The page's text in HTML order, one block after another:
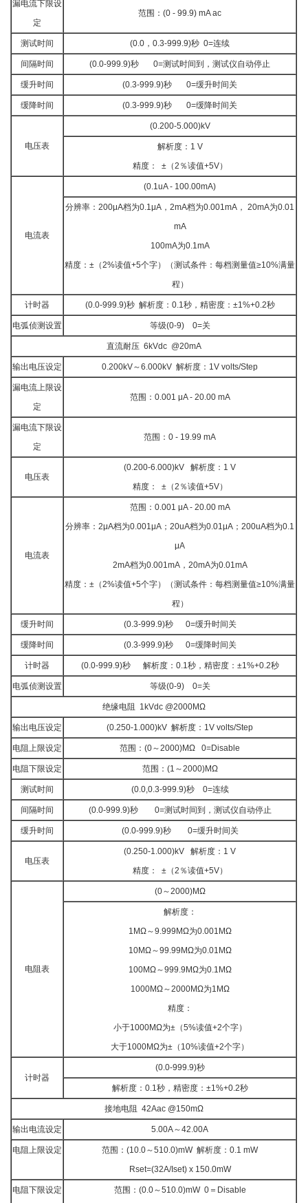
漏电流下限设
定
范围：(0 - 99.9) mA ac
测试时间 (0.0，0.3-999.9)秒 0=连续
间隔时间 (0.0-999.9)秒 0=测试时间到，测试仪自动停止
缓升时间 (0.3-999.9)秒 0=缓升时间关
缓降时间 (0.3-999.9)秒 0=缓降时间关
电压表
(0.200-5.000)kV
解析度：1 V
精度： ±（2％读值+5V）
电流表
(0.1uA - 100.00mA)
分辨率：200μA档为0.1μA，2mA档为0.001mA， 20mA为0.01
mA
100mA为0.1mA
精度：±（2%读值+5个字）（测试条件：每档测量值≥10%满量
程）
计时器 (0.0-999.9)秒 解析度：0.1秒，精密度：±1%+0.2秒
电弧侦测设置 等级(0-9) 0=关
直流耐压 6kVdc @20mA
输出电压设定 0.200kV～6.000kV 解析度：1V volts/Step
漏电流上限设
定
范围：0.001 μA - 20.00 mA
漏电流下限设
定
范围：0 - 19.99 mA
电压表
(0.200-6.000)kV 解析度：1 V
精度： ±（2％读值+5V）
电流表
范围：0.001 μA - 20.00 mA
分辨率：2μA档为0.001μA；20uA档为0.01μA；200uA档为0.1
μA
2mA档为0.001mA，20mA为0.01mA
精度：±（2%读值+5个字）（测试条件：每档测量值≥10%满量
程）
缓升时间 (0.3-999.9)秒 0=缓升时间关
缓降时间 (0.3-999.9)秒 0=缓降时间关
计时器 (0.0-999.9)秒 解析度：0.1秒，精密度：±1%+0.2秒
电弧侦测设置 等级(0-9) 0=关
绝缘电阻 1kVdc @2000MΩ
输出电压设定 (0.250-1.000)kV 解析度：1V volts/Step
电阻上限设定 范围：(0～2000)MΩ 0=Disable
电阻下限设定 范围：(1～2000)MΩ
测试时间 (0.0,0.3-999.9)秒 0=连续
间隔时间 (0.0-999.9)秒 0=测试时间到，测试仪自动停止
缓升时间 (0.0-999.9)秒 0=缓升时间关
电压表
(0.250-1.000)kV 解析度：1 V
精度： ±（2％读值+5V）
电阻表
(0～2000)MΩ
解析度：
1MΩ～9.999MΩ为0.001MΩ
10MΩ～99.99MΩ为0.01MΩ
100MΩ～999.9MΩ为0.1MΩ
1000MΩ～2000MΩ为1MΩ
精度：
小于1000MΩ为±（5%读值+2个字）
大于1000MΩ为±（10%读值+2个字）
计时器
(0.0-999.9)秒
解析度：0.1秒，精密度：±1%+0.2秒
接地电阻 42Aac @150mΩ
输出电流设定 5.00A～42.00A
电阻上限设定
范围：(10.0～510.0)mW 解析度：0.1 mW
Rset=(32A/Iset) x 150.0mW
电阻下限设定
范围：(0.0～510.0)mW 0＝Disable